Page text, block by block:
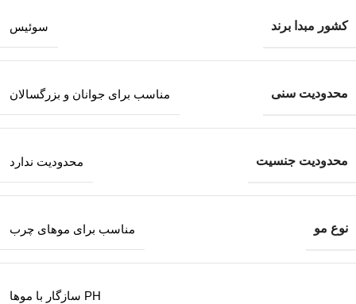
کشور مبدا برند سوئیس
محدودیت سنی مناسب برای جوانان و بزرگسالان
محدودیت جنسیت محدودیت ندارد
نوع مو مناسب برای موهای چرب
PH سازگار با موها